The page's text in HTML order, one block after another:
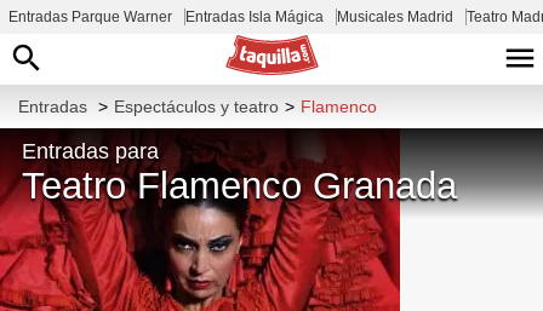
Entradas Parque Warner Entradas Isla Mágica Musicales Madrid Teatro
Entradas > Espectáculos y teatro > Flamenco
Entradas para
Teatro Flamenco Granada